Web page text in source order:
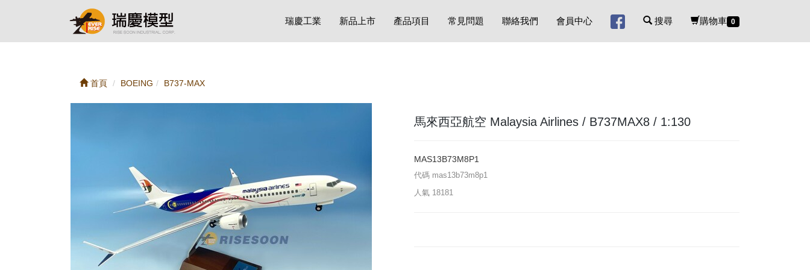
瑞慶工業 新品上市 產品項目 常見問題 聯絡我們 會員中心 搜尋 購物車 0
首頁 BOEING B737-MAX
馬來西亞航空 Malaysia Airlines / B737MAX8 / 1:130
MAS13B73M8P1
代碼 mas13b73m8p1
人氣 18181